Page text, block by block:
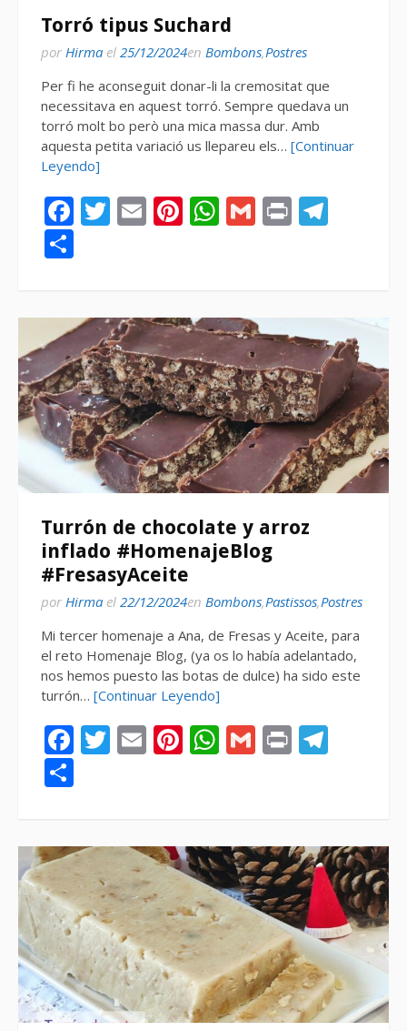
Torró tipus Suchard
por Hirma el 25/12/2024en Bombons,Postres
Per fi he aconseguit donar-li la cremositat que
necessitava en aquest torró. Sempre quedava un
torró molt bo però una mica massa dur. Amb
aquesta petita variació us llepareu els… [Continuar
Leyendo]
Facebook
Twitter
EmailPinterest
WhatsApp
Gmail
Print
Turrón de chocolate y arroz
inflado #HomenajeBlog
#FresasyAceite
por Hirma el 22/12/2024en Bombons,Pastissos,Postres
Mi tercer homenaje a Ana, de Fresas y Aceite, para
el reto Homenaje Blog, (ya os lo había adelantado,
nos hemos puesto las botas de dulce) ha sido este
turrón… [Continuar Leyendo]
Facebook
Twitter
EmailPinterest
WhatsApp
Gmail
Print